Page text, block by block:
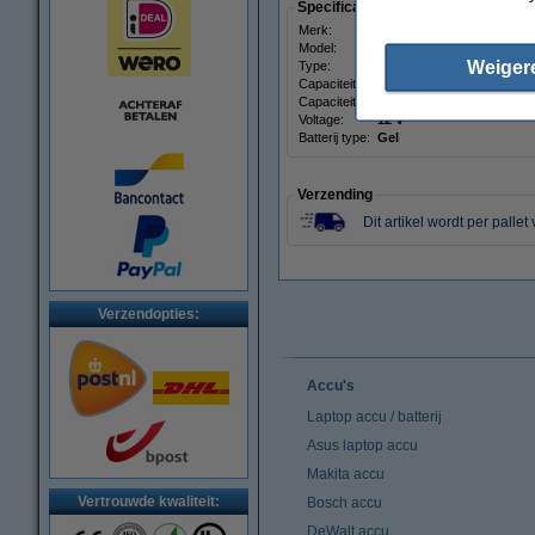
Verzendopties:
Vertrouwde kwaliteit:
Specificaties
Merk:
Model:
GF12-52Y0
Type:
Capaciteit:
Capaciteit:
Voltage:
12 V
Batterij type: Gel
Verzending
Dit artikel wordt per pallet
Accu's
Laptop accu / batterij
Asus laptop accu
Makita accu
Bosch accu
DeWalt accu